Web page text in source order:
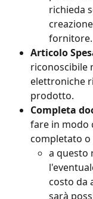
richieda
fornitore.
Articolo
riconoscibile
elettroniche
prodotto.
Completa
fare in modo
completato o
a questo
costo da
sarà